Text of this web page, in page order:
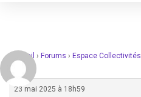
Accueil › Forums › Espace Collectivités
sujet
23 mai 2025 à 18h59